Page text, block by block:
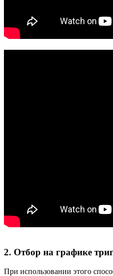
2. Отбор на графике
При использовании этого